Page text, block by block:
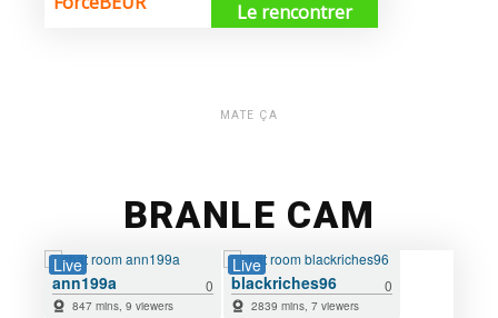
MATE ÇA
BRANLE CAM